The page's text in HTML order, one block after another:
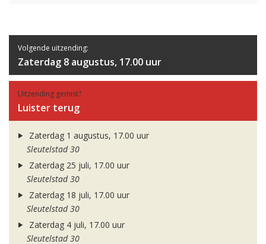
Volgende uitzending:
Zaterdag 8 augustus, 17.00 uur
Uitzending gemist?
Luister terug
Zaterdag 1 augustus, 17.00 uur
Sleutelstad 30
Zaterdag 25 juli, 17.00 uur
Sleutelstad 30
Zaterdag 18 juli, 17.00 uur
Sleutelstad 30
Zaterdag 4 juli, 17.00 uur
Sleutelstad 30